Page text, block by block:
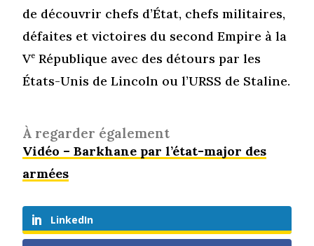
de découvrir chefs d’État, chefs militaires,
défaites et victoires du second Empire à la
Ve République avec des détours par les
États-Unis de Lincoln ou l’URSS de Staline.
À regarder également
Vidéo – Barkhane par l’état-major des
armées
LinkedIn